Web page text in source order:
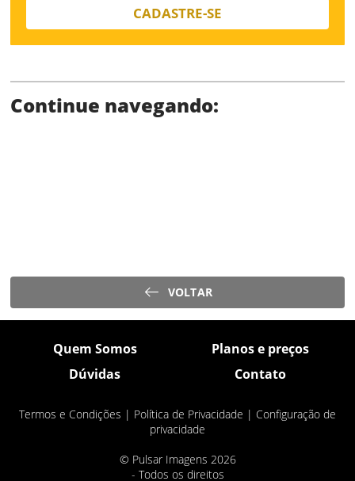
CADASTRE-SE
Continue navegando:
VOLTAR
Quem Somos
Planos e preços
Dúvidas
Contato
Termos e Condições | Política de Privacidade | Configuração de
privacidade
© Pulsar Imagens 2026
- Todos os direitos